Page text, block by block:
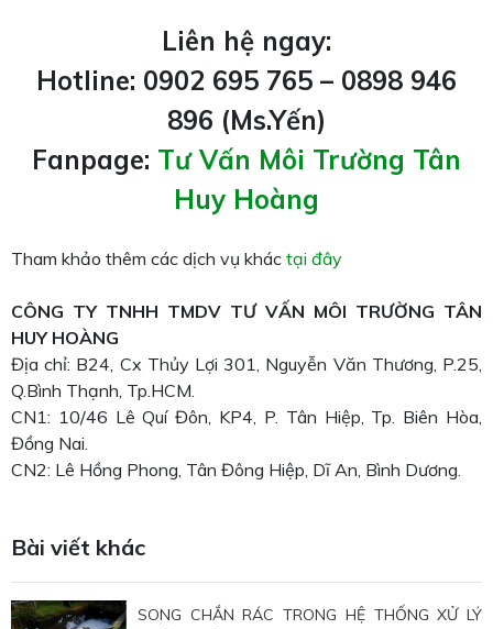
Liên hệ ngay:
Hotline: 0902 695 765 – 0898 946
896 (Ms.Yến)
Fanpage: Tư Vấn Môi Trường Tân
Huy Hoàng
Tham khảo thêm các dịch vụ khác tại đây
CÔNG TY TNHH TMDV TƯ VẤN MÔI TRƯỜNG TÂN
HUY HOÀNG
Địa chỉ: B24, Cx Thủy Lợi 301, Nguyễn Văn Thương, P.25,
Q.Bình Thạnh, Tp.HCM.
CN1: 10/46 Lê Quí Đôn, KP4, P. Tân Hiệp, Tp. Biên Hòa,
Đồng Nai.
CN2: Lê Hồng Phong, Tân Đông Hiệp, Dĩ An, Bình Dương.
Bài viết khác
SONG CHẮN RÁC TRONG HỆ THỐNG XỬ LÝ